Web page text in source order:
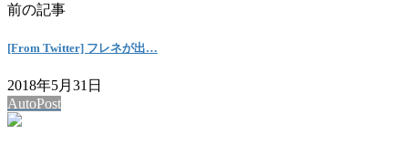
前の記事
[From Twitter] フレネが出…
2018年5月31日
AutoPost